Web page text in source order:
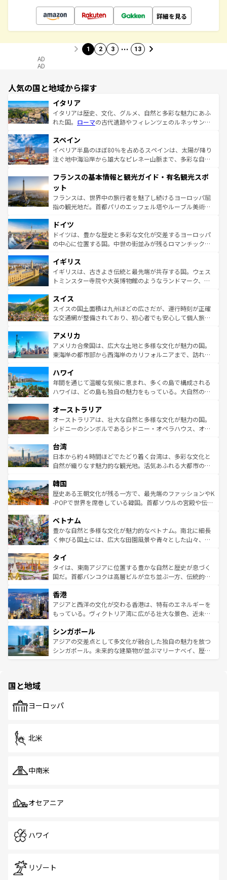
詳細を見る
1 2 3 … 13
AD
AD
人気の国と地域から探す
イタリア
イタリアは歴史、文化、グルメ、自然と多彩な魅力にあふ
れた国。 ローマの古代遺跡やフィレンツェのルネッサンス
ろん、トスカーナの美しい田園風景やアマルフィ海岸の絶
景など、自然景観も見逃せない。観光の合間には、本場の
ピザやパスタなど、絶品のイタリア料理を堪能することも
ませてくれるイタリアで、忘れられない旅をしてみよう！
なお、新着のイタリア情報は
しい。
スペイン
イベリア半島のほぼ80％を占めるスペインは、太陽が降り
注ぐ地中海沿岸から雄大なピレネー山脈まで、多彩な自然
文化が根付くこの国では、情熱的なフラメンコ、熱気あふ
れる闘牛、そして美味しいタパスが生活の一部となってい
る。首都マドリードの洗練された雰囲気や、バルセロナの
アートに溢れた街角から、地方では古代ローマ遺跡や中世
せる。地方によって風土や気候が異なるスペインはその個
性で訪れる人を魅了する。 なお、新着のスペイン情報は コ
ンテンツ一覧を参照してほしい。
フランスの基本情報と観光ガイド・有名観光スポ
ット
フランスは、世界中の旅行者を魅了し続けるヨーロッパ屈
指の観光地だ。首都パリのエッフェル塔やルーブル美術館
で、幅広い魅力が詰まっている。華麗な宮殿、歴史的な大
聖堂、美しいビーチ、そして豊かな自然が、訪れる者を心
から魅了する。また、フランスは美食の国としても知ら
いる。シャンパンの発祥地であるランス、プロヴァンスの
香り高いラベンダー畑など、多彩な楽しみ方が可能だ。さ
らに、パリ以外の地域にも魅力が溢れており、どの街角に
れる地方に足を運ぶとそれぞれで全く異なる文化を体験で
きるだろう。 なお、新着のフランス情報はコンテンツ一覧
を参照してほしい。
ドイツ
ドイツは、豊かな歴史と多彩な文化が交差するヨーロッパ
の中心に位置する国。中世の街並みが残るロマンチック街
顔を持つこの国は、どこを歩いても飽きることがない。ベ
ルリンの文化的活気、バイエルン州のアルプスの絶景、そ
してライン川沿いのワイン畑といった風景は必見。ビール
は、お酒好きな人にはぜひ体験してほしい。 なお、新着の
ドイツ情報はコンテンツ一覧を参照してほしい。
イギリス
イギリスは、古きよき伝統と最先端が共存する国。ウェス
トミンスター寺院や大英博物館のようなランドマーク、歴
リアごとに異なる魅力がある。また、優雅なアフタヌーン
ティー、ビール好きにはたまらない英国パブ、サッカー観
戦など、本場だからこそできる体験も豊富。イギリスを旅
ンツ一覧を参照してほしい。
スイス
スイスの国土面積は九州ほどの広さだが、運行時刻が正確
な交通網が整備されており、初心者でも安心して個人旅行
の建物がそのまま残る町や、スイスならではのユニークな
博物館もあり、アルプス観光だけでなく町歩きも満喫する
ことができる。国民の所得が高いため物価も高いが、旅行
ば市内交通費無料で観光を楽しむこともできる。 なお、新
着のスイス情報はコンテンツ一覧 を参照してほしい。
アメリカ
アメリカ合衆国は、広大な土地と多様な文化が魅力の国。
東海岸の都市部から西海岸のカリフォルニアまで、訪れる
のような巨大都市は、観光、ショッピング、エンターテイ
ンメントが詰まった刺激的なスポットだ。一方、アメリカ
西部には大自然が広がり、グランドキャニオンやイエロー
部のニューオーリンズでは、音楽と美食が融合した独特の
文化が魅力。旅行者はアメリカの各地域で異なる魅力を楽
しみながら、その多様性と豊かな歴史を感じることができ
ならではの贅沢な旅のスタイルだ。 なお、新着のアメリカ
情報はコンテンツ一覧を参照してほしい。
ハワイ
年間を通じて温暖な気候に恵まれ、多くの島で構成される
ハワイは、どの島も独自の魅力をもっている。大自然の神
ワイ島は見逃せない。また、定番の観光地といえばオアフ
島だが、静かな自然を求めるならマウイ島やカウアイ島が
おすすめ。エメラルドグリーンに輝く海をはじめ、豊かな
れるおもてなしの心で訪れる人々を迎えてくれるハワイの
人々、おいしいローカルフードやハワイアンミュージッ
ク、伝統的なフラダンスなど、すべてがハワイの魅力を彩
ワイを、存分に味わってほしい。 なお、新着のハワイ情報
はコンテンツ一覧を参照してほしい。
オーストラリア
オーストラリアは、壮大な自然と多様な文化が魅力の国。
シドニーのシンボルであるシドニー・オペラハウス、オー
リアリーフや大陸中央部にそびえるウルル（エアーズロッ
ク）、タスマニアの美しい原生林やケアンズの熱帯雨林な
ど、見どころがたくさん。また、カフェやワイン、オージ
いる。アクティビティも充実しており、サーフィンやダイ
ビング、ハイキングなど、アウトドア好きにはたまらな
い。オーストラリアの多彩な魅力を存分に味わいつくそ
参照してほしい。
台湾
日本から約４時間ほどでたどり着く台湾は、多彩な文化と
自然が織りなす魅力的な観光地。活気あふれる大都市の台
ン）、静ひつな山岳地帯である台湾東部など、都市の喧騒
と山間の静けさが共存しており、訪れる人に新しい発見と
驚きをもたらしてくれる。また、奥深い台湾の食文化も魅
容にもいいと評判のスイーツなど、バラエティ豊かな料理
が味わえる。 なお、新着の台湾情報は コンテンツ一覧を参
照してほしい。
韓国
歴史ある王朝文化が残る一方で、最先端のファッションやK
-POPで世界を席巻している韓国。首都ソウルの宮殿や伝統
き、地方に足を延ばせば四季折々の自然美を楽しむことが
できる。そして、キムチや焼肉、絶品のストリートフード
まで、さまざまな韓国料理が待っている。夜には、韓国な
リティに包まれながら、韓国の多彩な魅力を心ゆくまで味
わってみてほしい。 なお、新着の韓国情報はコンテンツ一
覧を参照してほしい。
ベトナム
豊かな自然と多様な文化が魅力的なベトナム。南北に細長
く伸びる国土には、広大な田園風景や青々とした山々、世
急速な発展と共に伝統が息づく。ハノイの古い町並みやホ
ーチミン市のフランス統治時代の建物も、独特の雰囲気を
醸し出している。また、バラエティの豊かさとおいしさで
とつ。フォーやバインミー、ベトナムコーヒーなどは、ぜ
ひ現地で味わいたい。どの地域を訪れてもあたたかい人々
が旅行者を迎えてくれるので、きっと忘れられない旅にな
参照してほしい。
タイ
タイは、東南アジアに位置する豊かな自然と歴史が息づく
国だ。首都バンコクは高層ビルが立ち並ぶ一方、伝統的な
の活気が交差している。北部ではチェンマイなどの山岳地
帯で自然と触れ合い、南部ではプーケットやクラビの美し
いビーチでリゾート気分を楽しむことができる。タイ料理
激する。気候は一年中温暖で、どの季節にも異なる楽しみ
が待っている。親しみやすいタイの人々、仏教を中心とし
た文化、そして多様な観光資源が、訪れる旅人を魅了し続
香港
アジアと西洋の文化が交わる香港は、特有のエネルギーを
もっている。ヴィクトリア湾に広がる壮大な景色、近未来
み、どこを訪れても感動するはず。観光スポットが密集し
ており、効率よく見どころを回れるのも魅力。息をのむよ
うな絶景から文化的な体験まで、香港を存分に楽しみ尽く
シンガポール
アジアの交差点として多文化が融合した独自の魅力を放つ
シンガポール。未来的な建築物が並ぶマリーナベイ、歴史
で、ホーカーズは地元の風情を楽しめる外せないスポット
国と地域
ヨーロッパ
北米
中南米
オセアニア
ハワイ
リゾート